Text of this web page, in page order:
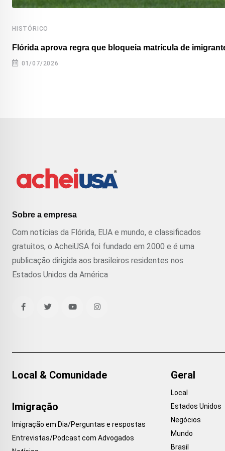
HISTÓRICO
Flórida aprova regra que bloqueia matrícula de
01/07/2026
Sobre a empresa
Com notícias da Flórida, EUA e mundo, e classificados
gratuitos, o AcheiUSA foi fundado em 2000 e é uma
publicação dirigida aos brasileiros residentes nos
Estados Unidos da América
Local & Comunidade
Imigração
Imigração em Dia/Perguntas e respostas
Entrevistas/Podcast com Advogados
Geral
Local
Estados Unidos
Negócios
Mundo
Brasil